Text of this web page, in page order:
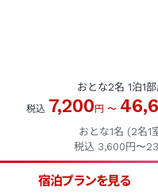
おとな2名 1泊1
税込 7,200 円 〜
おとな1名 (2名1
税込 3,600円〜
宿泊プランを見る